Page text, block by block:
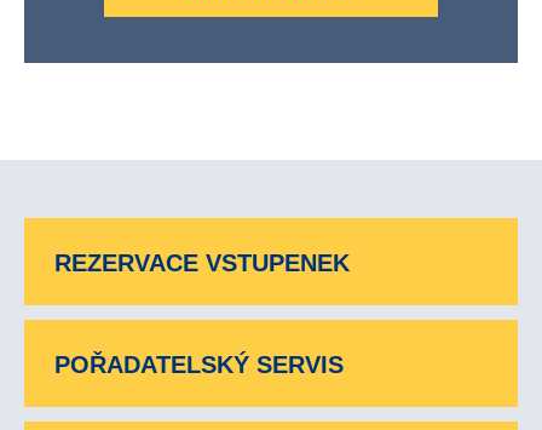
REZERVACE VSTUPENEK
POŘADATELSKÝ SERVIS